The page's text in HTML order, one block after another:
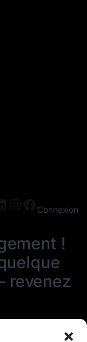
LinkedIn
Instagram
Connexion
!
revenez